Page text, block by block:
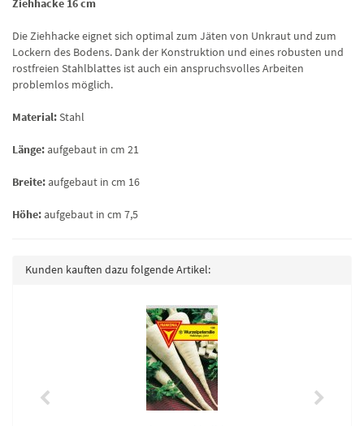
Ziehhacke 16 cm
Die Ziehhacke eignet sich optimal zum Jäten von Unkraut und zum
Lockern des Bodens. Dank der Konstruktion und eines robusten und
rostfreien Stahlblattes ist auch ein anspruchsvolles Arbeiten
problemlos möglich.
Material:Stahl
Länge: aufgebaut in cm 21
Breite: aufgebaut in cm 16
Höhe: aufgebaut in cm 7,5
Kunden kauften dazu folgende Artikel: